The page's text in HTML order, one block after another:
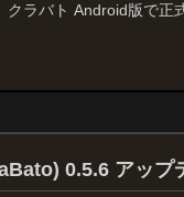
ラバト Android版で正
0.5.6 アップ